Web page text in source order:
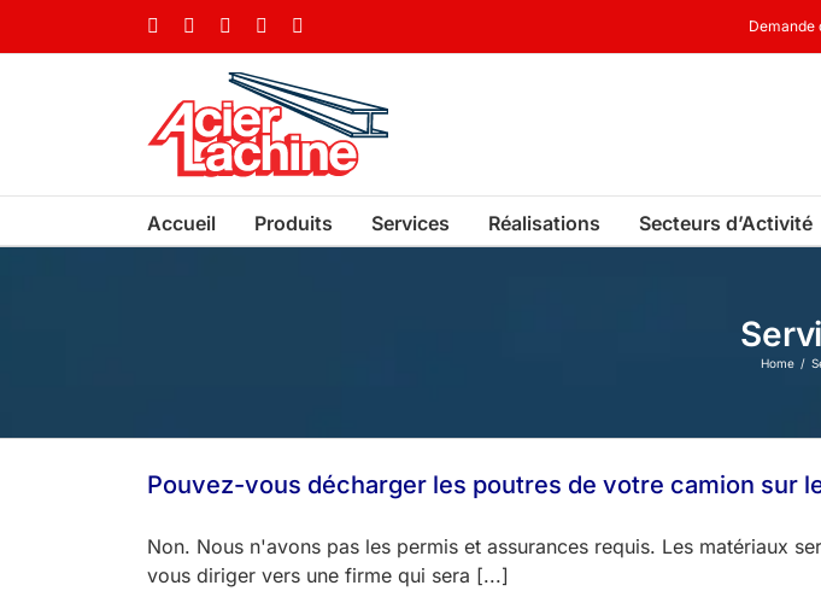
FacebookLinkedIn YouTube Demande
Accueil Produits Services Réalisations Secteurs d’Activité
Home
Pouvez-vous décharger les poutres de votre camion sur
Non. Nous n'avons pas les permis et assurances requis. Les matériaux
vous diriger vers une firme qui sera [...]